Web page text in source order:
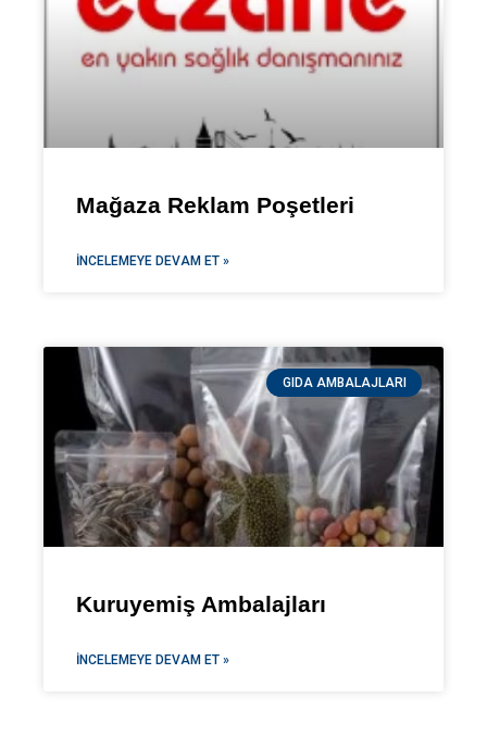
Mağaza Reklam Poşetleri
İNCELEMEYE DEVAM ET »
GIDA AMBALAJLARI
Kuruyemiş Ambalajları
İNCELEMEYE DEVAM ET »